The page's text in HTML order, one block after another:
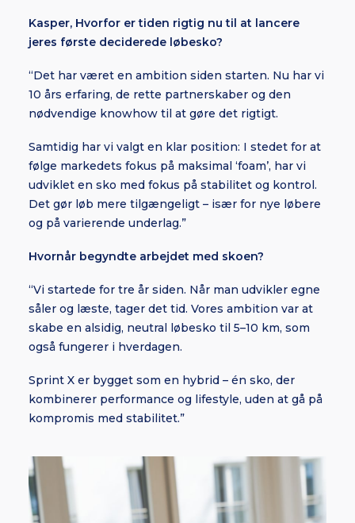
Kasper, Hvorfor er tiden rigtig nu til at lancere
jeres første deciderede løbesko?
“Det har været en ambition siden starten. Nu har vi
10 års erfaring, de rette partnerskaber og den
nødvendige knowhow til at gøre det rigtigt.
Samtidig har vi valgt en klar position: I stedet for at
følge markedets fokus på maksimal ‘foam’, har vi
udviklet en sko med fokus på stabilitet og kontrol.
Det gør løb mere tilgængeligt – især for nye løbere
og på varierende underlag.”
Hvornår begyndte arbejdet med skoen?
“Vi startede for tre år siden. Når man udvikler egne
såler og læste, tager det tid. Vores ambition var at
skabe en alsidig, neutral løbesko til 5–10 km, som
også fungerer i hverdagen.
Sprint X er bygget som en hybrid – én sko, der
kombinerer performance og lifestyle, uden at gå på
kompromis med stabilitet.”